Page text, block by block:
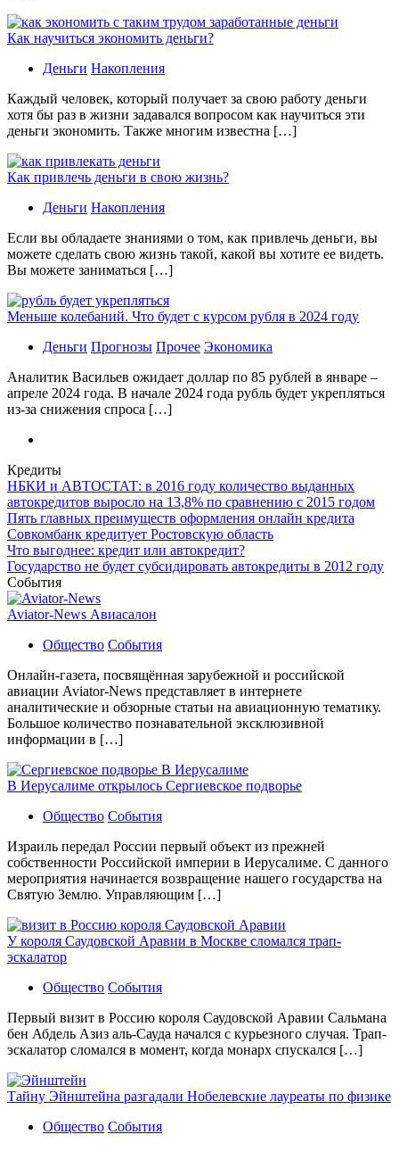
Как научиться экономить деньги?
Деньги Накопления
Каждый человек, который получает за свою работу деньги
хотя бы раз в жизни задавался вопросом как научиться эти
деньги экономить. Также многим известна […]
Как привлечь деньги в свою жизнь?
Деньги Накопления
Если вы обладаете знаниями о том, как привлечь деньги, вы
можете сделать свою жизнь такой, какой вы хотите ее видеть.
Вы можете заниматься […]
Меньше колебаний. Что будет с курсом рубля в 2024 году
Деньги Прогнозы Прочее Экономика
Аналитик Васильев ожидает доллар по 85 рублей в январе –
апреле 2024 года. В начале 2024 года рубль будет укрепляться
из-за снижения спроса […]
Кредиты
НБКИ и АВТОСТАТ: в 2016 году количество выданных
автокредитов выросло на 13,8% по сравнению с 2015 годом
Пять главных преимуществ оформления онлайн кредита
Совкомбанк кредитует Ростовскую область
Что выгоднее: кредит или автокредит?
Государство не будет субсидировать автокредиты в 2012 году
События
Aviator-News Авиасалон
Общество События
Онлайн-газета, посвящённая зарубежной и российской
авиации Aviator-News представляет в интернете
аналитические и обзорные статьи на авиационную тематику.
Большое количество познавательной эксклюзивной
информации в […]
В Иерусалиме открылось Сергиевское подворье
Общество События
Израиль передал России первый объект из прежней
собственности Российской империи в Иерусалиме. С данного
мероприятия начинается возвращение нашего государства на
Святую Землю. Управляющим […]
У короля Саудовской Аравии в Москве сломался трап-
эскалатор
Общество События
Первый визит в Россию короля Саудовской Аравии Сальмана
бен Абдель Азиз аль-Сауда начался с курьезного случая. Трап-
эскалатор сломался в момент, когда монарх спускался […]
Тайну Эйнштейна разгадали Нобелевские лауреаты по физике
Общество События